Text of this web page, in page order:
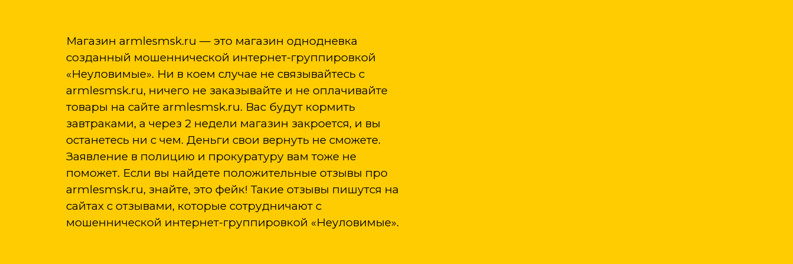
Магазин armlesmsk.ru — это магазин однодневка
созданный мошеннической интернет-группировкой
«Неуловимые». Ни в коем случае не связывайтесь с
armlesmsk.ru, ничего не заказывайте и не оплачивайте
товары на сайте armlesmsk.ru. Вас будут кормить
завтраками, а через 2 недели магазин закроется, и вы
останетесь ни с чем. Деньги свои вернуть не сможете.
Заявление в полицию и прокуратуру вам тоже не
поможет. Если вы найдете положительные отзывы про
armlesmsk.ru, знайте, это фейк! Такие отзывы пишутся на
сайтах с отзывами, которые сотрудничают с
мошеннической интернет-группировкой «Неуловимые».